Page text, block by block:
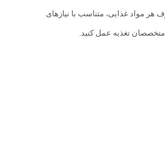
مواد غذایی، متناسب با نیازهای
تغذیه عمل کنید.